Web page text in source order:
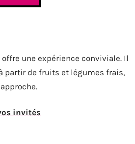
offre une expérience conviviale. Il
partir de fruits et légumes frais,
invités